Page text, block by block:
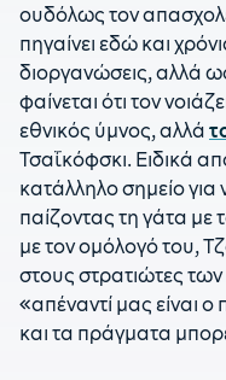
ουδόλως τον
πηγαίνει εδώ και
διοργανώσεις, αλλά
φαίνεται ότι τον
εθνικός ύμνος, αλλά
Τσαΐκόφσκι. Ειδικά
κατάλληλο σημείο για
παίζοντας τη γάτα με
με τον ομόλογό του,
στους στρατιώτες
«απέναντί μας είναι
και τα πράγματα